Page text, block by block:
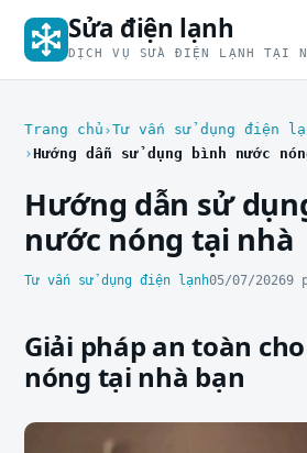
Sửa điện lạnh
DỊCH VỤ SỬA ĐIỆN LẠNH TẠI
Trang chủ Tư vấn sử dụng điện
Hướng dẫn sử dụng bình nước
Hướng dẫn sử
nước nóng tại nhà
Tư vấn sử dụng điện lạnh05/07/20269
Giải pháp an toàn
nóng tại nhà bạn